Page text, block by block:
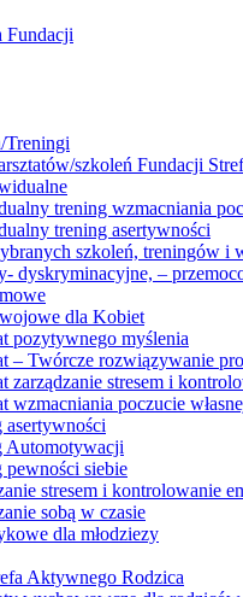
Fundacji
Treningi
szkoleń Fundacji
trening wzmacniania
trening asertywności
szkoleń, treningów i
dyskryminacyjne, –
dla Kobiet
pozytywnego myślenia
– Twórcze rozwiązywanie
zarządzanie stresem i
wzmacniania poczucie
asertywności
Automotywacji
pewności siebie
stresem i kontrolowanie
sobą w czasie
dla młodziezy
Aktywnego Rodzica